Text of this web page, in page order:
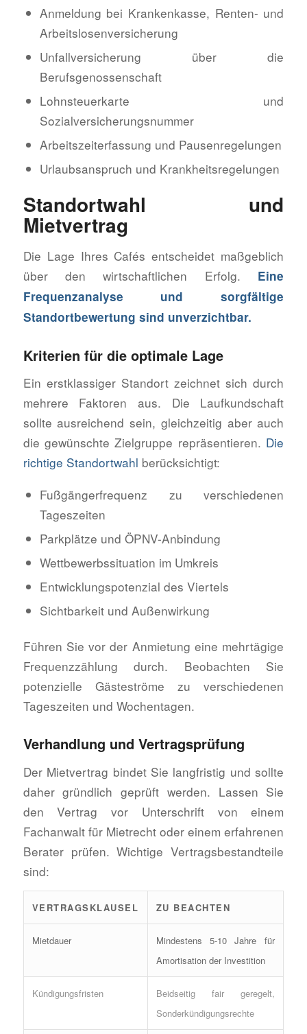
Anmeldung bei Krankenkasse, Renten- und
Arbeitslosenversicherung
Unfallversicherung über die
Berufsgenossenschaft
Lohnsteuerkarte und
Sozialversicherungsnummer
Arbeitszeiterfassung und Pausenregelungen
Urlaubsanspruch und Krankheitsregelungen
Standortwahl und
Mietvertrag
Die Lage Ihres Cafés entscheidet maßgeblich
über den wirtschaftlichen Erfolg. Eine
Frequenzanalyse und sorgfältige
Standortbewertung sind unverzichtbar.
Kriterien für die optimale Lage
Ein erstklassiger Standort zeichnet sich durch
mehrere Faktoren aus. Die Laufkundschaft
sollte ausreichend sein, gleichzeitig aber auch
die gewünschte Zielgruppe repräsentieren. Die
richtige Standortwahl berücksichtigt:
Fußgängerfrequenz zu verschiedenen
Tageszeiten
Parkplätze und ÖPNV-Anbindung
Wettbewerbssituation im Umkreis
Entwicklungspotenzial des Viertels
Sichtbarkeit und Außenwirkung
Führen Sie vor der Anmietung eine mehrtägige
Frequenzzählung durch. Beobachten Sie
potenzielle Gästeströme zu verschiedenen
Tageszeiten und Wochentagen.
Verhandlung und Vertragsprüfung
Der Mietvertrag bindet Sie langfristig und sollte
daher gründlich geprüft werden. Lassen Sie
den Vertrag vor Unterschrift von einem
Fachanwalt für Mietrecht oder einem erfahrenen
Berater prüfen. Wichtige Vertragsbestandteile
sind:
VERTRAGSKLAUSEL ZU BEACHTEN
Mietdauer
Mindestens 5-10 Jahre für
Amortisation der Investition
Kündigungsfristen
Beidseitig fair geregelt,
Sonderkündigungsrechte